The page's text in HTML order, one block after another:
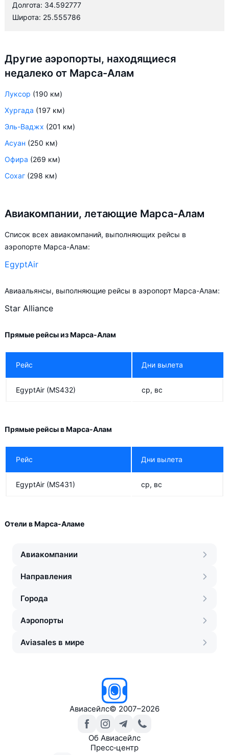
Долгота: 34.592777
Широта: 25.555786
Другие аэропорты, находящиеся
недалеко от Марса-Алам
Луксор (190 км)
Хургада (197 км)
Эль-Ваджх (201 км)
Асуан (250 км)
Офира (269 км)
Сохаг (298 км)
Авиакомпании, летающие Марса-Алам
Список всех авиакомпаний, выполняющих рейсы в
аэропорте Марса-Алам:
EgyptAir
Авиаальянсы, выполняющие рейсы в аэропорт Марса-Алам:
Star Alliance
Прямые рейсы из Марса-Алам
Рейс Дни вылета
EgyptAir (MS432) ср, вс
Прямые рейсы в Марса-Алам
Рейс Дни вылета
EgyptAir (MS431) ср, вс
Отели в Марса-Аламе
Авиакомпании
Направления
Города
Аэропорты
Aviasales в мире
Авиасейлс© 2007–2026
Об Авиасейлс
Пресс‑центр